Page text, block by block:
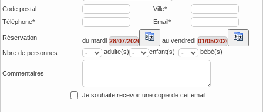
Code postal
Ville*
Téléphone*
Email*
Réservation du mardi
au vendredi
Nbre de personnes
adulte(s) enfant(s) bébé(s)
Commentaires
Je souhaite recevoir une copie de cet email